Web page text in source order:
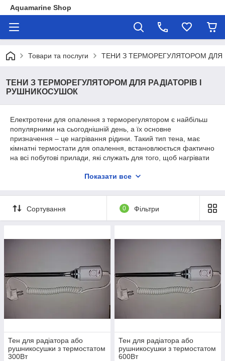
Aquamarine Shop
Товари та послуги ТЕНИ З ТЕРМОРЕГУЛЯТОРОМ ДЛЯ
ТЕНИ З ТЕРМОРЕГУЛЯТОРОМ ДЛЯ РАДІАТОРІВ І
РУШНИКОСУШОК
Електротени для опалення з терморегулятором є найбільш
популярними на сьогоднішній день, а їх основне
призначення – це нагрівання рідини. Такий тип тена, має
кімнатні термостати для опалення, встановлюється фактично
на всі побутові прилади, які служать для того, щоб нагрівати
електричні терморегулятори для опалення, становить +80
опалення з дроту нікель-хромового типу. Дріт, що
знаходиться всередині трубки пристрою, що використовує
електричний термостат для опалення, заливається
ізоляційними властивостями, але, в той же час, виділяється
Показати все
Сортування 0 Фільтри
Тен для радіатора або
рушникосушки з термостатом
300Вт
Тен для радіатора або
рушникосушки з термостатом
600Вт